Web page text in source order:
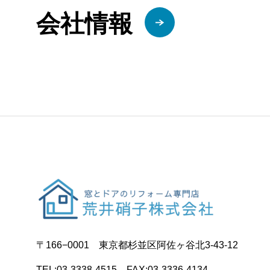
会社情報
〒166−0001 東京都杉並区阿佐ヶ谷北3-43-12